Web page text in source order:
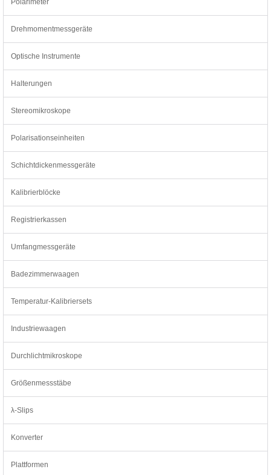
Drehmomentmessgeräte
Optische Instrumente
Halterungen
Stereomikroskope
Polarisationseinheiten
Schichtdickenmessgeräte
Kalibrierblöcke
Registrierkassen
Umfangmessgeräte
Badezimmerwaagen
Temperatur-Kalibriersets
Industriewaagen
Durchlichtmikroskope
Größenmessstäbe
λ-Slips
Konverter
Plattformen